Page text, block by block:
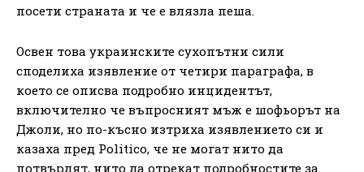
посети страната и че е влязла пеша.
Освен това украинските сухопътни сили
споделиха изявление от четири параграфа, в
което се описва подробно инцидентът,
включително че въпросният мъж е шофьорът на
Джоли, но по-късно изтриха изявлението си и
казаха пред Politico, че не могат нито да
потвърдят, нито да отрекат подробностите за